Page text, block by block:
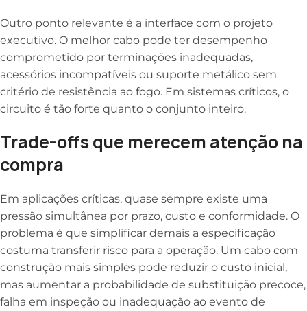
Outro ponto relevante é a interface com o projeto
executivo. O melhor cabo pode ter desempenho
comprometido por terminações inadequadas,
acessórios incompatíveis ou suporte metálico sem
critério de resistência ao fogo. Em sistemas críticos, o
circuito é tão forte quanto o conjunto inteiro.
Trade-offs que merecem atenção na
compra
Em aplicações críticas, quase sempre existe uma
pressão simultânea por prazo, custo e conformidade. O
problema é que simplificar demais a especificação
costuma transferir risco para a operação. Um cabo com
construção mais simples pode reduzir o custo inicial,
mas aumentar a probabilidade de substituição precoce,
falha em inspeção ou inadequação ao evento de